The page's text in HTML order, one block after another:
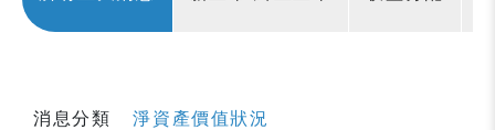
消息分類 淨資產價值狀況